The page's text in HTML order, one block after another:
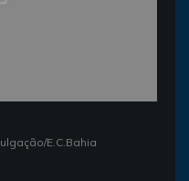
E.C.Bahia